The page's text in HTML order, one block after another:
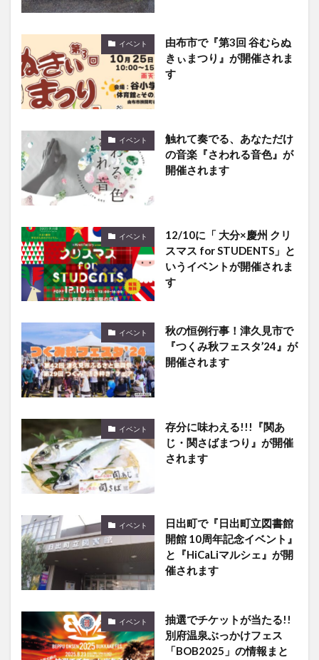
イベント
由布市で『第3回 谷むらぬ
きぃまつり』が開催されま
す
イベント
触れて奏でる、あなただけ
の音楽『さわれる音色』が
開催されます
イベント
12/10に「 大分×慶州 クリ
スマス for STUDENTS」と
いうイベントが開催されま
す
イベント
秋の恒例行事！津久見市で
『つくみ秋フェスタ’24』が
開催されます
イベント
存分に味わえる!!!『関あ
じ・関さばまつり』が開催
されます
イベント
日出町で『日出町立図書館
開館 10周年記念イベント』
と『HiCaLiマルシェ』が開
催されます
イベント
抽選でチケットが当たる!!
別府温泉ぶっかけフェス
「BOB2025」の情報まと